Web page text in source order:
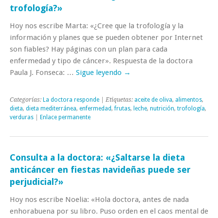
trofología?»
Hoy nos escribe Marta: «¿Cree que la trofología y la
información y planes que se pueden obtener por Internet
son fiables? Hay páginas con un plan para cada
enfermedad y tipo de cáncer». Respuesta de la doctora
Paula J. Fonseca: … Sigue leyendo →
Categorías: La doctora responde | Etiquetas: aceite de oliva, alimentos,
dieta, dieta mediterránea, enfermedad,frutas, leche, nutrición, trofología,
verduras
Enlace permanente
Consulta a la doctora: «¿Saltarse la dieta
anticáncer en fiestas navideñas puede ser
perjudicial?»
Hoy nos escribe Noelia: «Hola doctora, antes de nada
enhorabuena por su libro. Puso orden en el caos mental de